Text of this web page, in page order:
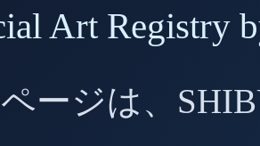
Art Registry
ージは、